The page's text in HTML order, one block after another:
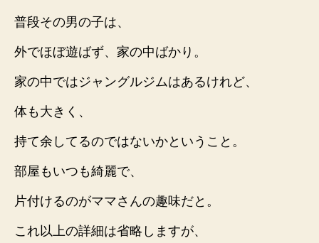
普段その男の子は、
外でほぼ遊ばず、家の中ばかり。
家の中ではジャングルジムはあるけれど、
体も大きく、
持て余してるのではないかということ。
部屋もいつも綺麗で、
片付けるのがママさんの趣味だと。
これ以上の詳細は省略しますが、